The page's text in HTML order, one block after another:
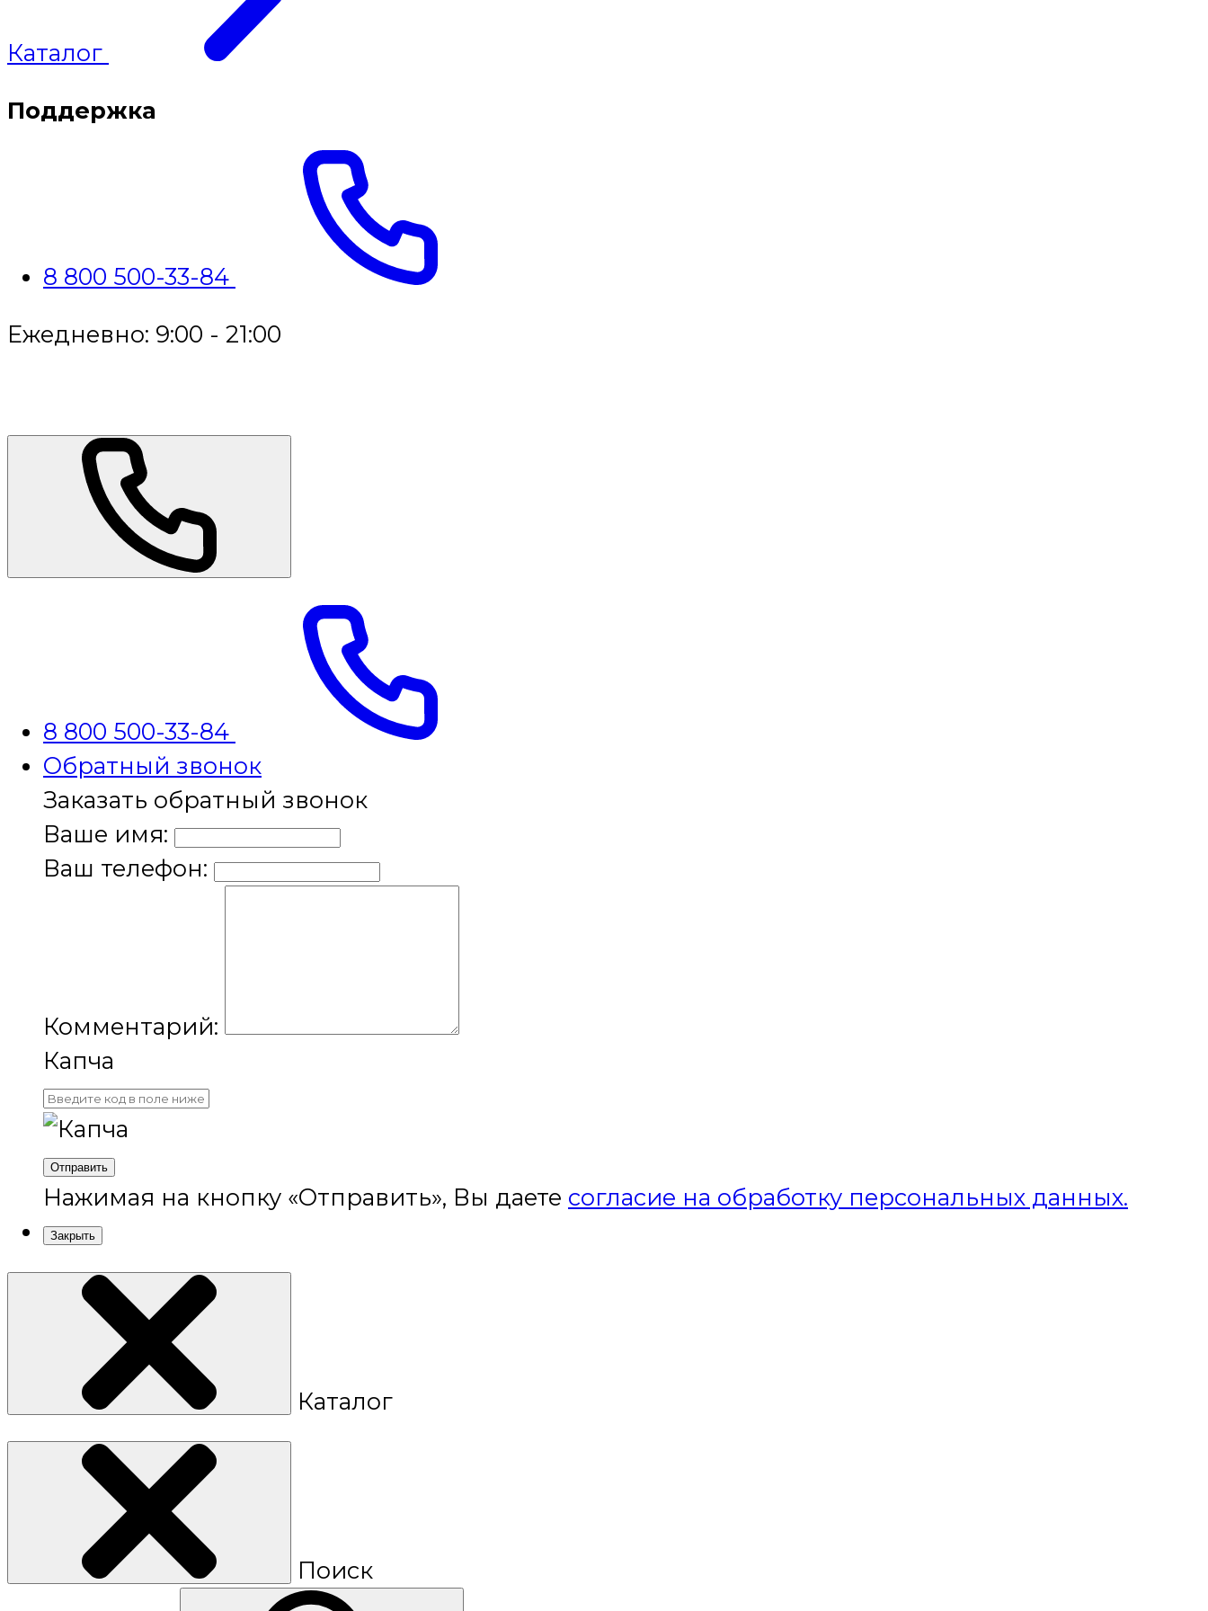
Каталог
Поддержка
8 800 500-33-84
Ежедневно: 9:00 - 21:00
8 800 500-33-84
Обратный звонок
Заказать обратный звонок
Ваше имя:
Ваш телефон:
Комментарий:
Капча
Отправить
Нажимая на кнопку «Отправить», Вы даете согласие на обработку персональных данных.
Закрыть
Каталог
Поиск